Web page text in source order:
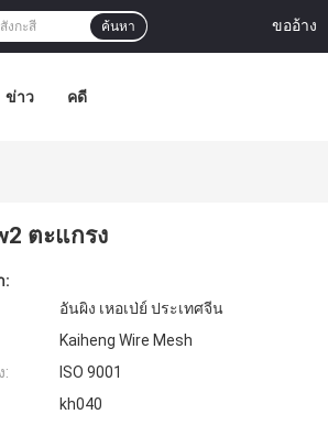
ขออ้าง
ค้นหา
ข่าว คดี
ตะแกรง
:
อันผิง เหอเป่ย์ ประเทศจีน
Kaiheng Wire Mesh
:
ISO 9001
kh040